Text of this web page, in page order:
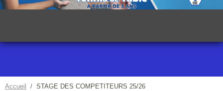
Accueil STAGE DES COMPETITEURS 25/26